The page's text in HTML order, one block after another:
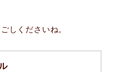
しくださいね。